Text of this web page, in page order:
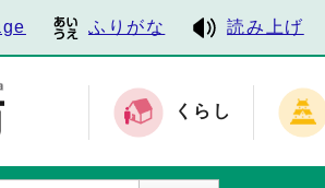
ふりがな 読み上げ
くらし